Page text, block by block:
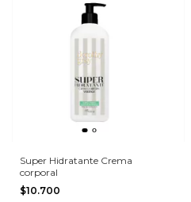
Super Hidratante Crema
corporal
$10.700